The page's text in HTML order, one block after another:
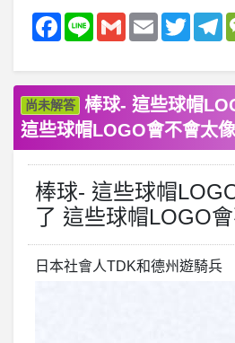
Facebook
Line GmailEmail Twitter
尚未解答
棒球- 這些球帽
這些球帽LOGO會不會太
棒球- 這些球帽
了 這些球帽LOGO
日本社會人TDK和德州遊騎兵